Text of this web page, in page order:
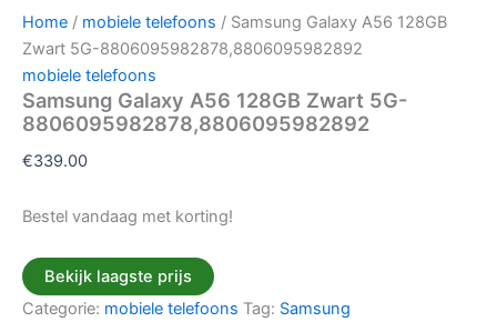
Home / mobiele telefoons / Samsung Galaxy A56 128GB
Zwart 5G-8806095982878,8806095982892
mobiele telefoons
Samsung Galaxy A56 128GB Zwart 5G-
8806095982878,8806095982892
€339.00
Bestel vandaag met korting!
Bekijk laagste prijs
Categorie: mobiele telefoons Tag: Samsung